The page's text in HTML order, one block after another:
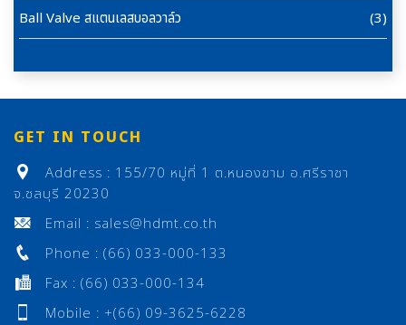
Ball Valve สแตนเลสบอลวาล์ว
(3)
GET IN TOUCH
Address : 155/70 หมู่ที่ 1 ต.หนองขาม อ.ศรีราชา
จ.ชลบุรี 20230
Email : sales@hdmt.co.th
Phone : (66) 033-000-133
Fax : (66) 033-000-134
Mobile : +(66) 09-3625-6228